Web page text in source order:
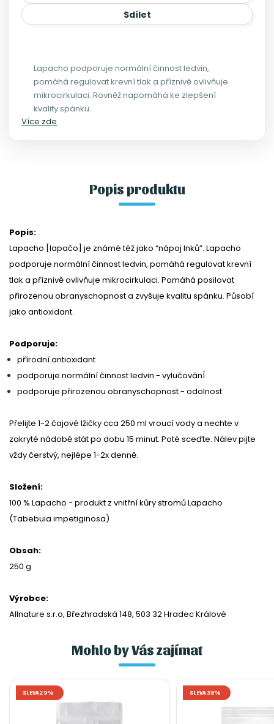
Sdílet
Lapacho podporuje normální činnost ledvin,
pomáhá regulovat krevní tlak a příznivě ovlivňuje
mikrocirkulaci. Rovněž napomáhá ke zlepšení
kvality spánku.
Více zde
Popis produktu
Popis:
Lapacho [lapačo] je známé též jako “nápoj Inků”. Lapacho
podporuje normální činnost ledvin, pomáhá regulovat krevní
tlak a příznivě ovlivňuje mikrocirkulaci. Pomáhá posilovat
přirozenou obranyschopnost a zvyšuje kvalitu spánku. Působí
jako antioxidant.
Podporuje:
přírodní antioxidant
podporuje normální činnost ledvin - vylučovánÍ
podporuje přirozenou obranyschopnost - odolnost
Přelijte 1-2 čajové lžičky cca 250 ml vroucí vody a nechte v
zakryté nádobě stát po dobu 15 minut. Poté sceďte. Nálev pijte
vždy čerstvý, nejlépe 1-2x denně.
Složení:
100 % Lapacho - produkt z vnitřní kůry stromů Lapacho
(Tabebuia impetiginosa)
Obsah:
250 g
Výrobce:
Allnature s.r.o, Březhradská 148, 503 32 Hradec Králové
Mohlo by Vás zajímat
SLEVA 29% SLEVA 38%